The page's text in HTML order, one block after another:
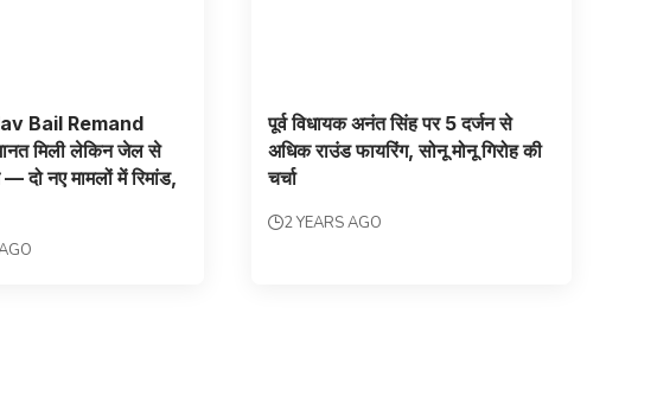
Bail Remand
मिली लेकिन जेल से
— दो नए मामलों में रिमांड,
पूर्व विधायक अनंत सिंह पर 5 दर्जन से
अधिक राउंड फायरिंग, सोनू मोनू गिरोह की
चर्चा
2 YEARS AGO